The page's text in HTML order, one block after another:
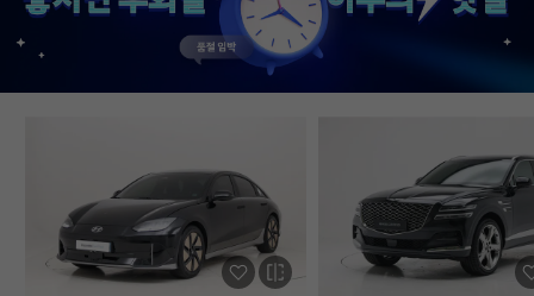
온라인으로 비교하고 구매까지 진행할 수
있어서 시간적으로도 편했고, 직장인
입장에서는 이 부분이 특히
있을 것 같습니다. 중고차 구매가
처음이거나 차량 상태 확인이 어려운
분들에게는 현대인증중고차를 충분히
고려해볼 만하다고 생각합니다.
현대인증중고차 추천
차량 보내주셔서 감사